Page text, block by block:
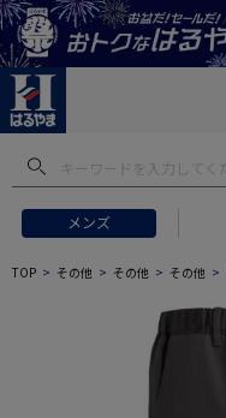
メンズ
TOP その他 その他 その他